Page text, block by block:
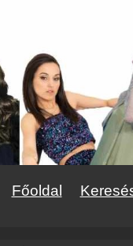
Főoldal